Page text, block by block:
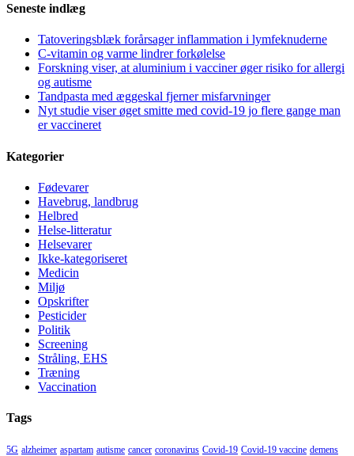
Seneste indlæg
Tatoveringsblæk forårsager inflammation i lymfeknuderne
C-vitamin og varme lindrer forkølelse
Forskning viser, at aluminium i vacciner øger risiko for allergi
og autisme
Tandpasta med æggeskal fjerner misfarvninger
Nyt studie viser øget smitte med covid-19 jo flere gange man
er vaccineret
Kategorier
Fødevarer
Havebrug, landbrug
Helbred
Helse-litteratur
Helsevarer
Ikke-kategoriseret
Medicin
Miljø
Opskrifter
Pesticider
Politik
Screening
Stråling, EHS
Træning
Vaccination
Tags
5G alzheimer aspartam autisme cancer coronavirus Covid-19 Covid-19 vaccine demens